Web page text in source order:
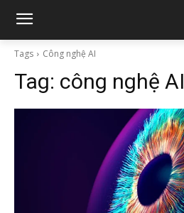
Tags Công nghệ AI
Tag: công nghệ AI